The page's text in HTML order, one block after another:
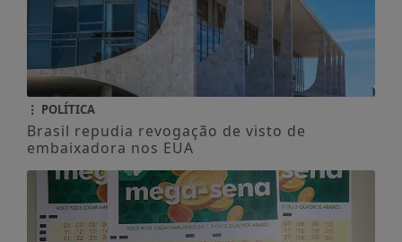
POLÍTICA
Brasil repudia revogação de visto de
embaixadora nos EUA